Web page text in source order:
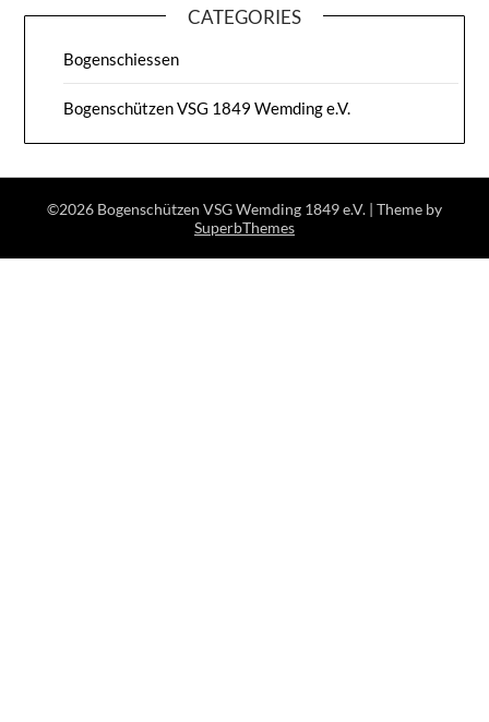
CATEGORIES
Bogenschiessen
Bogenschützen VSG 1849 Wemding e.V.
©2026 Bogenschützen VSG Wemding 1849 e.V. | Theme by
SuperbThemes